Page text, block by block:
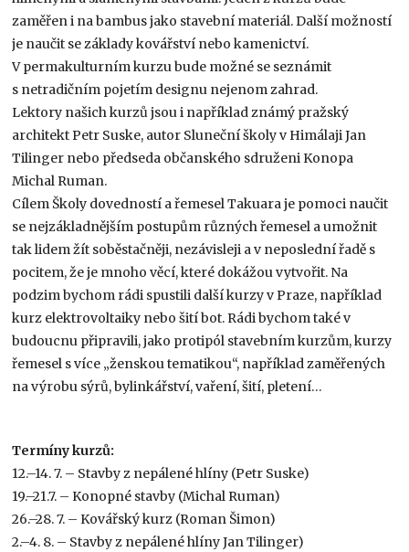
zaměřen i na bambus jako stavební materiál. Další možností
je naučit se základy kovářství nebo kamenictví.
V permakulturním kurzu bude možné se seznámit
s netradičním pojetím designu nejenom zahrad.
Lektory našich kurzů jsou i například známý pražský
architekt Petr Suske, autor Sluneční školy v Himálaji Jan
Tilinger nebo předseda občanského sdruženi Konopa
Michal Ruman.
Cílem Školy dovedností a řemesel Takuara je pomoci naučit
se nejzákladnějším postupům různých řemesel a umožnit
tak lidem žít soběstačněji, nezávisleji a v neposlední řadě s
pocitem, že je mnoho věcí, které dokážou vytvořit. Na
podzim bychom rádi spustili další kurzy v Praze, například
kurz elektrovoltaiky nebo šití bot. Rádi bychom také v
budoucnu připravili, jako protipól stavebním kurzům, kurzy
řemesel s více „ženskou tematikou“, například zaměřených
na výrobu sýrů, bylinkářství, vaření, šití, pletení…
Termíny kurzů:
12.–14. 7. – Stavby z nepálené hlíny (Petr Suske)
19.–21.7. – Konopné stavby (Michal Ruman)
26.–28. 7. – Kovářský kurz (Roman Šimon)
2.–4. 8. – Stavby z nepálené hlíny Jan Tilinger)